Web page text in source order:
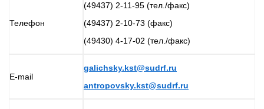
Телефон
(49437) 2-11-95 (тел./факс)
(49437) 2-10-73 (факс)
(49430) 4-17-02 (тел./факс)
E-mail
galichsky.kst@sudrf.ru
antropovsky.kst@sudrf.ru